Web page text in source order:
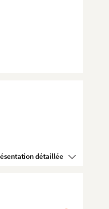
Voir la présentation détaillée